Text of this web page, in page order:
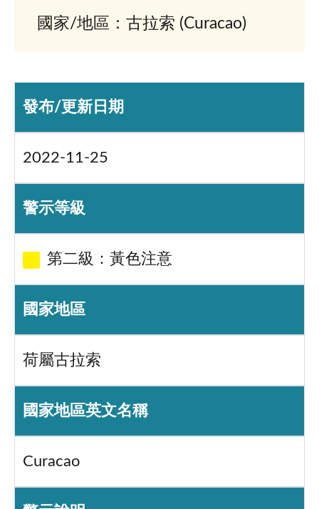
國家/地區：古拉索 (Curacao)
發布/更新日期
2022-11-25
警示等級
第二級：黃色注意
國家地區
荷屬古拉索
國家地區英文名稱
Curacao